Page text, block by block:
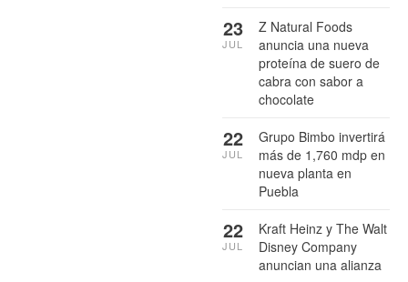
Z Natural Foods
anuncia una nueva
proteína de suero de
cabra con sabor a
chocolate
23
JUL
Grupo Bimbo invertirá
más de 1,760 mdp en
nueva planta en
Puebla
22
JUL
Kraft Heinz y The Walt
Disney Company
anuncian una alianza
22
JUL